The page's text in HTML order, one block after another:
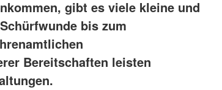
gibt es viele kleine und
bis zum
Bereitschaften leisten